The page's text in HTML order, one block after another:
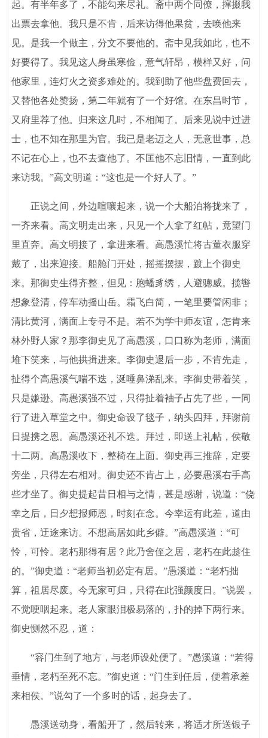
起。有半年多了，不能勾来尽礼。斋中两个同僚，撺掇我
出票去拿他。我只是不肯，后来访得他果贫，去唤他来
见。是我一个做主，分文不要他的。斋中见我如此，也不
好要得了。我见这人身虽寒俭，意气轩昂，模样又好，问
他家里，连灯火之资多难处的。我到助了他些盘费回去，
又替他各处赞扬，第二年就有了一个好馆。在东昌时节，
又府里荐了他。归来这几时，不相闻了。后来见说中过进
士，也不知在那里为官。我已是老迈之人，无意世事，总
不记在心上，也不去查他了。不匡他不忘旧情，一直到此
来访我。”高文明道：“这也是一个好人了。”
正说之间，外边喧嚷起来，说一个大船泊将拢来了，
一齐来看。高文明走出来，只见一个人拿了红帖，竟望门
里直奔。高文明接了，拿进来看。高愚溪忙将古董衣服穿
戴了，出来迎接。船舱门开处，摇摇摆摆，踱上个御史
来。那御史生得齐整，但见：胞蟠豸绣，人避骢威。揽辔
想象登清，停车动摇山岳。霜飞白简，一笔里要管闲非；
清比黄河，满面上专寻不是。若不为学中师友谊，怎肯来
林外野人家？那李御史见了高愚溪，口口称为老师，满面
堆下笑来，与他拱揖进来。李御史退后一步，不肯先走，
扯得个高愚溪气喘不迭，涎唾鼻涕乱来。李御史带着笑，
只是嫌逊。高愚溪强不过，只得扯着袖子占先了些，一同
行了进入草堂之中。御史命设了毯子，纳头四拜，拜谢前
日提携之恩。高愚溪还礼不迭。拜过，即送上礼帖，侯敬
十二两。高愚溪收下，整椅在上面。御史再三推辞，定要
旁坐，只得左右相对。御史还不肯占上，必要愚溪右手高
些才坐了。御史提起昔日相与之情，甚是感谢，说道：“侥
幸之后，日夕想报师恩，时刻在念。今幸运有此差，道由
贵省，迂途来访。不想高居如此乡僻。”高愚溪道：“可
怜，可怜。老朽那得有居？此乃舍侄之居，老朽在此趁住
的。”御史道：“老师当初必定有居。”愚溪道：“老朽拙
算，祖居尽废。今无家可归，只得在此强颜度日。”说罢，
不觉哽咽起来。老人家眼泪极易落的，扑的掉下两行来。
御史恻然不忍，道：
“容门生到了地方，与老师设处便了。”愚溪道：“若得
垂情，老朽至死不忘。”御史道：“门生到任后，便着承差
来相侯。”说勾了一个多时的话，起身去了。
愚溪送动身，看船开了，然后转来，将适才所送银子